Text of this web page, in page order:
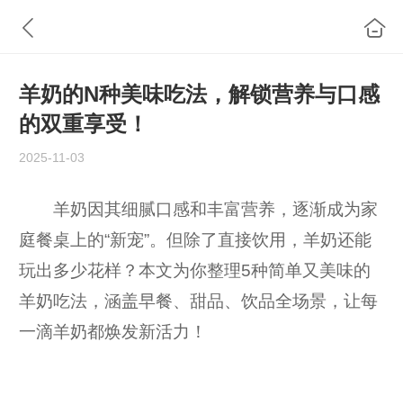
羊奶的N种美味吃法，解锁营养与口感
的双重享受！
2025-11-03
羊奶因其细腻口感和丰富营养，逐渐成为家
庭餐桌上的“新宠”。但除了直接饮用，羊奶还能
玩出多少花样？本文为你整理5种简单又美味的
羊奶吃法，涵盖早餐、甜品、饮品全场景，让每
一滴羊奶都焕发新活力！